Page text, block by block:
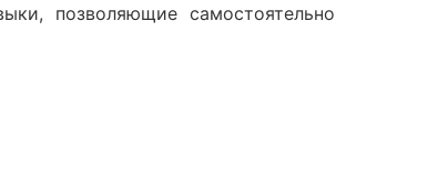
позволяющие самостоятельно